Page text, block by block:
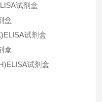
试剂盒
盒
试剂盒
盒
试剂盒